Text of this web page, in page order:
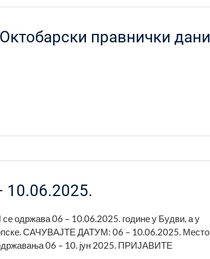
правнички дани
10.06.2025.
06 – 10.06.2025. године у Будви, а у
САЧУВАЈТЕ ДАТУМ: 06 – 10.06.2025. Место
06 – 10. јун 2025. ПРИЈАВИТЕ